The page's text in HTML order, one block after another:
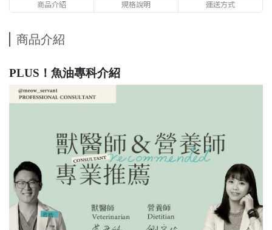
商品介紹 規格說明 運送方式
商品介紹
PLUS！魚油專科介紹